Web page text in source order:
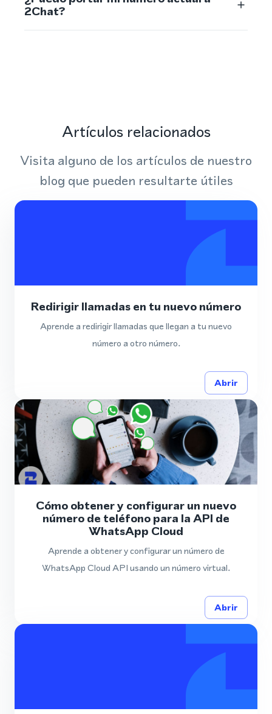
2Chat?
Artículos relacionados
Visita alguno de los artículos de nuestro
blog que pueden resultarte útiles
Redirigir llamadas en tu nuevo número
Aprende a redirigir llamadas que llegan a tu nuevo
número a otro número.
Abrir
Cómo obtener y configurar un nuevo
número de teléfono para la API de
WhatsApp Cloud
Aprende a obtener y configurar un número de
WhatsApp Cloud API usando un número virtual.
Abrir